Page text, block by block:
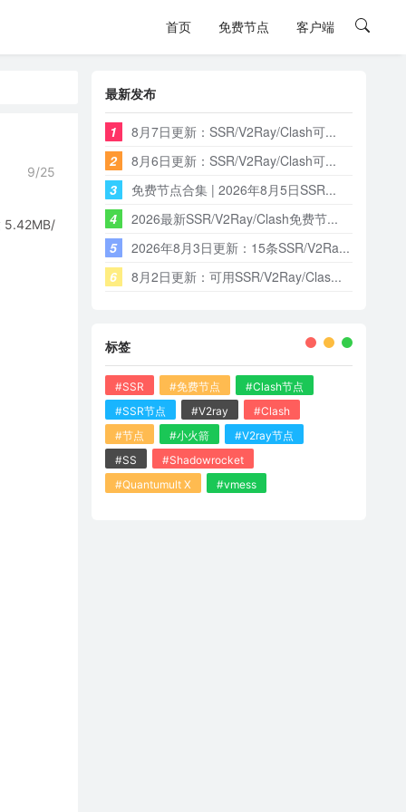
首页 免费节点 客户端
9/25
5.42MB/
最新发布
1
8月7日更新：SSR/V2Ray/Clash可...
2
8月6日更新：SSR/V2Ray/Clash可...
3
免费节点合集 | 2026年8月5日SSR...
4
2026最新SSR/V2Ray/Clash免费节...
5
2026年8月3日更新：15条SSR/V2Ra...
6
8月2日更新：可用SSR/V2Ray/Clas...
标签
#SSR #免费节点
#Clash节点
#SSR节点
#V2ray
#Clash
#节点
#小火箭
#V2ray节点
#SS
#Shadowrocket
#Quantumult X
#vmess